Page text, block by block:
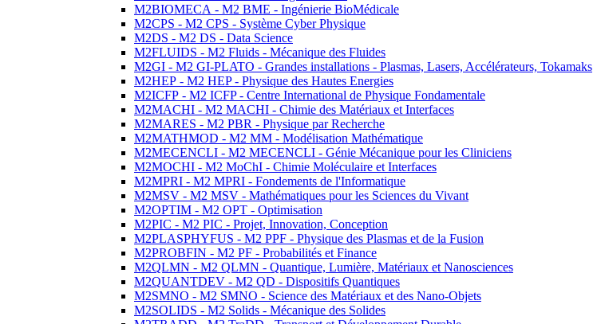
M2BIOMECA - M2 BME - Ingénierie BioMédicale
M2CPS - M2 CPS - Système Cyber Physique
M2DS - M2 DS - Data Science
M2FLUIDS - M2 Fluids - Mécanique des Fluides
M2GI - M2 GI-PLATO - Grandes installations - Plasmas, Lasers, Accélérateurs, Tokamaks
M2HEP - M2 HEP - Physique des Hautes Energies
M2ICFP - M2 ICFP - Centre International de Physique Fondamentale
M2MACHI - M2 MACHI - Chimie des Matériaux et Interfaces
M2MARES - M2 PBR - Physique par Recherche
M2MATHMOD - M2 MM - Modélisation Mathématique
M2MECENCLI - M2 MECENCLI - Génie Mécanique pour les Cliniciens
M2MOCHI - M2 MoChI - Chimie Moléculaire et Interfaces
M2MPRI - M2 MPRI - Fondements de l'Informatique
M2MSV - M2 MSV - Mathématiques pour les Sciences du Vivant
M2OPTIM - M2 OPT - Optimisation
M2PIC - M2 PIC - Projet, Innovation, Conception
M2PLASPHYFUS - M2 PPF - Physique des Plasmas et de la Fusion
M2PROBFIN - M2 PF - Probabilités et Finance
M2QLMN - M2 QLMN - Quantique, Lumière, Matériaux et Nanosciences
M2QUANTDEV - M2 QD - Dispositifs Quantiques
M2SMNO - M2 SMNO - Science des Matériaux et des Nano-Objets
M2SOLIDS - M2 Solids - Mécanique des Solides